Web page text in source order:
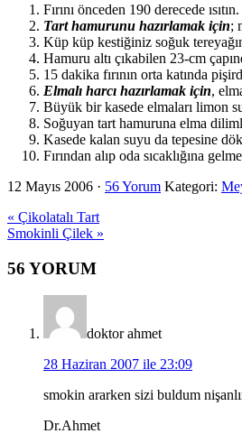
Fırını önceden 190 derecede ısıtın.
Tart hamurunu hazırlamak için;
Küp küp kestiğiniz soğuk
Hamuru altı çıkabilen 23-cm
15 dakika fırının orta katında
Elmalı harcı hazırlamak için,
Büyük bir kasede elmaları limon
Soğuyan tart hamuruna elma
Kasede kalan suyu da tepesine
Fırından alıp oda sıcaklığına
12 Mayıs 2006 · 56 Yorum Kategori:
Previous
Post:
« Çikolatalı Tart
Next
Smokinli Çilek »
Etkileşimi
56 YORUM
doktor ahmet
28 Haziran 2007 ile 23:09
smokin ararken sizi buldum
Dr.Ahmet